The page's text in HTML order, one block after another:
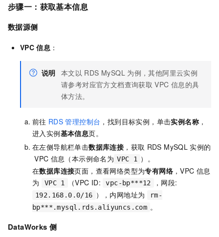
步骤一：获取基本信息
数据源侧
VPC 信息 ：
说明 本文以 RDS MySQL 为例，其他阿里云实例
请参考对应官方文档查询获取 VPC 信息的具
体方法。
前往 RDS 管理控制台 ，找到目标实例，单击实例名称 ，
进入实例基本信息页。
在左侧导航栏单击数据库连接 ，获取 RDS MySQL 实例的
VPC 信息（本示例命名为 VPC 1 ）。
在数据库连接页面，查看网络类型为专有网络 ，VPC 信息
为
VPC 1 （VPC ID: vpc-bp***12 ，网段:
192.168.0.0/16 ），内网地址为
rm-
bp***.mysql.rds.aliyuncs.com 。
DataWorks 侧